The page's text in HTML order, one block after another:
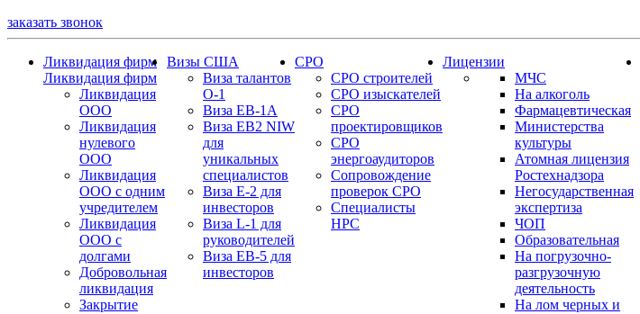
заказать звонок
Ликвидация фирм
Ликвидация фирм
Ликвидация
ООО
Ликвидация
нулевого
ООО
Ликвидация
ООО с одним
учредителем
Ликвидация
ООО с
долгами
Добровольная
ликвидация
Закрытие
Визы США
Виза талантов
О-1
Виза EB-1A
Виза EB2 NIW
для
уникальных
специалистов
Виза E-2 для
инвесторов
Виза L-1 для
руководителей
Виза EB-5 для
инвесторов
СРО
СРО строителей
СРО изыскателей
СРО
проектировщиков
СРО
энергоаудиторов
Сопровождение
проверок СРО
Специалисты
НРС
Лицензии
МЧС
На алкоголь
Фармацевтическая
Министерства
культуры
Атомная лицензия
Ростехнадзора
Негосударственная
экспертиза
ЧОП
Образовательная
На погрузочно-
разгрузочную
деятельность
На лом черных и